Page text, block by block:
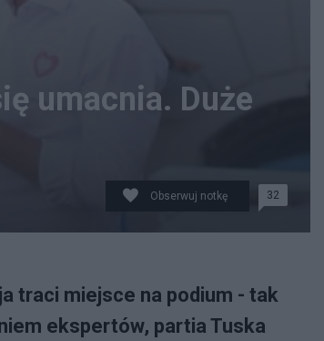
umacnia. Duże
Obserwuj notkę 32
traci miejsce na podium - tak
ekspertów, partia Tuska